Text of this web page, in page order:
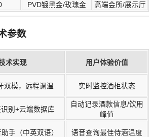
PVD镀黑金/玫瑰金 高端会所/展示厅
参数
术实现 用户体验价值
双模，远程调温 实时监控酒柜状态
别+云端数据库
自动记录酒款信息/饮用
峰值
手（中英双语） 语音查询最佳侍酒温度